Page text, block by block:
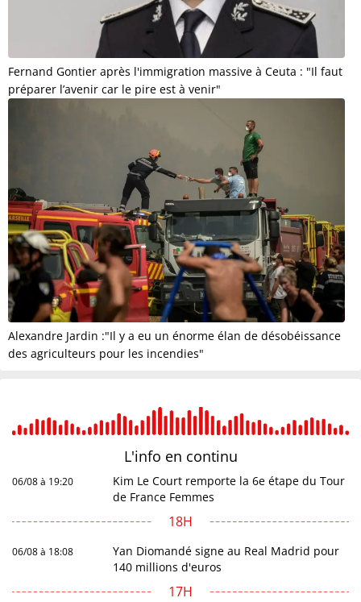
Fernand Gontier après l'immigration massive à Ceuta : "Il faut
préparer l’avenir car le pire est à venir"
Alexandre Jardin :"Il y a eu un énorme élan de désobéissance
des agriculteurs pour les incendies"
L'info en continu
06/08 à 19:20
Kim Le Court remporte la 6e étape du Tour
de France Femmes
18H
06/08 à 18:08
Yan Diomandé signe au Real Madrid pour
140 millions d'euros
17H